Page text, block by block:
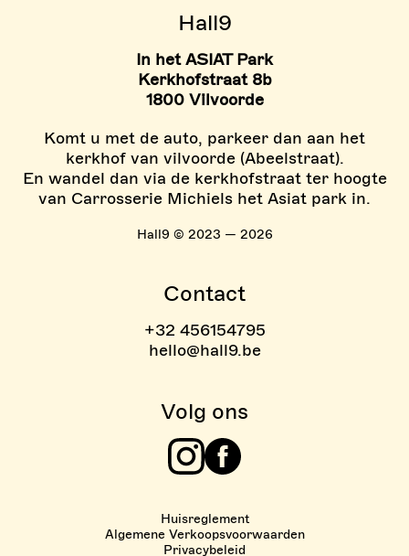
> TARIEVEN BOULDER
Hall9
In het ASIAT Park
Kerkhofstraat 8b
1800 Vilvoorde
Komt u met de auto, parkeer dan aan het
kerkhof van vilvoorde (Abeelstraat).
En wandel dan via de kerkhofstraat ter hoogte
van Carrosserie Michiels het Asiat park in.
Hall9 © 2023 — 2026
Contact
+32 456154795
hello@hall9.be
Volg ons
Huisreglement
Algemene Verkoopsvoorwaarden
Privacybeleid